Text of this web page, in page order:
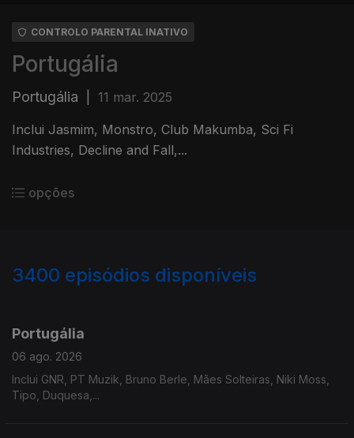
CONTROLO PARENTAL INATIVO
Portugália
Portugália 11 mar. 2025
Inclui Jasmim, Monstro, Club Makumba, Sci Fi
Industries, Decline and Fall,...
opções
3400 episódios disponíveis
Portugália
06 ago. 2026
Inclui GNR, PT Muzik, Bruno Berle, Mães Solteiras, Niki Moss,
Tipo, Duquesa,...